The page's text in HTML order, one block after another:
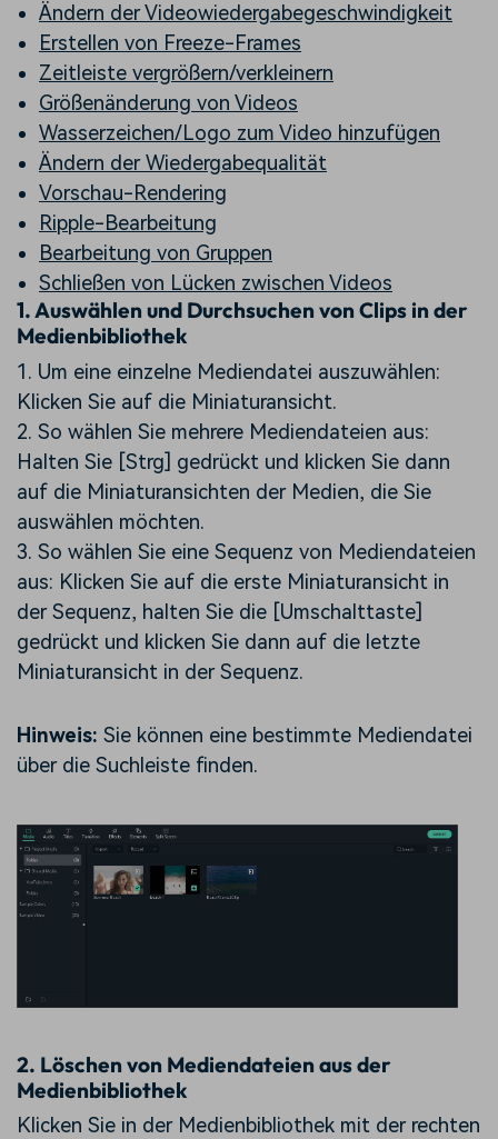
Ändern der Videowiedergabegeschwindigkeit
Erstellen von Freeze-Frames
Zeitleiste vergrößern/verkleinern
Größenänderung von Videos
Wasserzeichen/Logo zum Video hinzufügen
Ändern der Wiedergabequalität
Vorschau-Rendering
Ripple-Bearbeitung
Bearbeitung von Gruppen
Schließen von Lücken zwischen Videos
1.Auswählen und Durchsuchen von Clips in der
Medienbibliothek
1. Um eine einzelne Mediendatei auszuwählen:
Klicken Sie auf die Miniaturansicht.
2. So wählen Sie mehrere Mediendateien aus:
Halten Sie [Strg] gedrückt und klicken Sie dann
auf die Miniaturansichten der Medien, die Sie
auswählen möchten.
3. So wählen Sie eine Sequenz von Mediendateien
aus: Klicken Sie auf die erste Miniaturansicht in
der Sequenz, halten Sie die [Umschalttaste]
gedrückt und klicken Sie dann auf die letzte
Miniaturansicht in der Sequenz.
Hinweis: Sie können eine bestimmte Mediendatei
über die Suchleiste finden.
2. Löschen von Mediendateien aus der
Medienbibliothek
Klicken Sie in der Medienbibliothek mit der rechten